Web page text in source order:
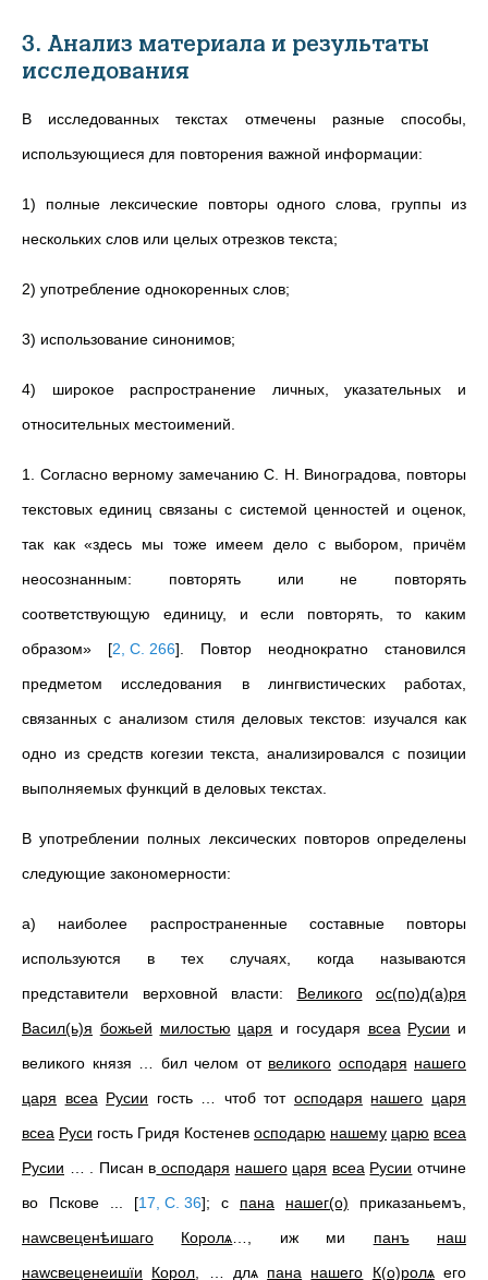
3. Анализ материала и результаты
исследования
В исследованных текстах отмечены разные способы,
использующиеся для повторения важной информации:
1) полные лексические повторы одного слова, группы из
нескольких слов или целых отрезков текста;
2) употребление однокоренных слов;
3) использование синонимов;
4) широкое распространение личных, указательных и
относительных местоимений.
1. Согласно верному замечанию С. Н. Виноградова, повторы
текстовых единиц связаны с системой ценностей и оценок,
так как «здесь мы тоже имеем дело с выбором, причём
неосознанным: повторять или не повторять
соответствующую единицу, и если повторять, то каким
образом» [2, С. 266] . Повтор неоднократно становился
предметом исследования в лингвистических работах,
связанных с анализом стиля деловых текстов: изучался как
одно из средств когезии текста, анализировался с позиции
выполняемых функций в деловых текстах.
В употреблении полных лексических повторов определены
следующие закономерности:
а) наиболее распространенные составные повторы
используются в тех случаях, когда называются
представители верховной власти: Великого
ос(по)д(а)ря
Васил(ь)я божьей милостью царя и государя всеа Русии и
великого князя … бил челом от великого осподаря нашего
царя
всеа Русии гость … чтоб тот осподаря нашего царя
всеа Руси гость Гридя Костенев осподарю нашему царю всеа
Русии … . Писан в осподаря нашего царя всеа Русии отчине
во Пскове ... [17, С. 36]; с пана нашег(о) приказаньемъ,
наwсвеценѣишаго
Королѧ …, иж ми панъ
наш
наwсвеценеишїи
Корол , … длѧ пана нашего К(о)ролѧего